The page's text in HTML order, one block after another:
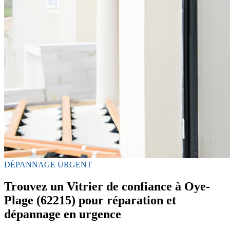
DÉPANNAGE URGENT
Trouvez un Vitrier de confiance à Oye-
Plage (62215) pour réparation et
dépannage en urgence